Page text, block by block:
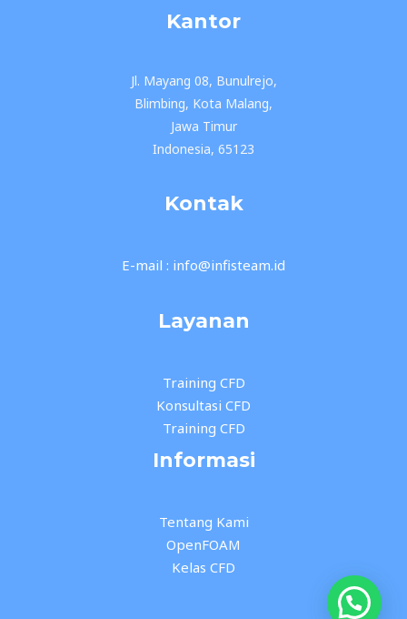
Kantor
Jl. Mayang 08, Bunulrejo,
Blimbing, Kota Malang,
Jawa Timur
Indonesia, 65123
Kontak
E-mail : info@infisteam.id
Layanan
Training CFD
Konsultasi CFD
Training CFD
Informasi
Tentang Kami
OpenFOAM
Kelas CFD